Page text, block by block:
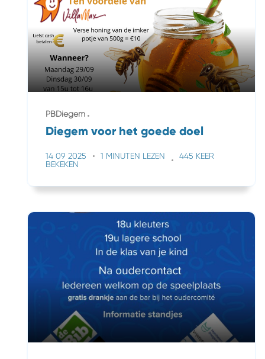
PBDiegem
Diegem voor het goede doel
14 09 2025 1 MINUTEN LEZEN
445 KEER
BEKEKEN